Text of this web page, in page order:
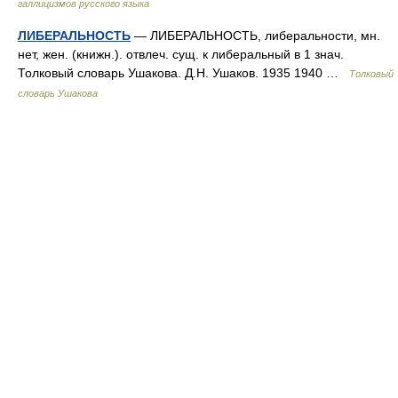
галлицизмов русского языка
ЛИБЕРАЛЬНОСТЬ — ЛИБЕРАЛЬНОСТЬ, либеральности, мн.
нет, жен. (книжн.). отвлеч. сущ. к либеральный в 1 знач.
Толковый словарь Ушакова. Д.Н. Ушаков. 1935 1940 …
Толковый
словарь Ушакова